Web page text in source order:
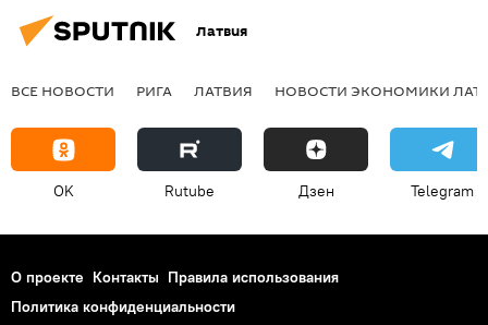
Латвия
ВСЕ НОВОСТИ РИГА ЛАТВИЯ НОВОСТИ ЭКОНОМИКИ
OK Rutube Дзен Telegram
О проекте Контакты Правила использования
Политика конфиденциальности